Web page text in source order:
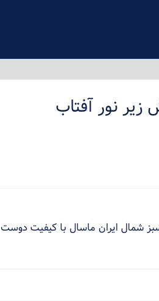
نور آفتاب
شمال ایران ماسال با کیفیت دوست